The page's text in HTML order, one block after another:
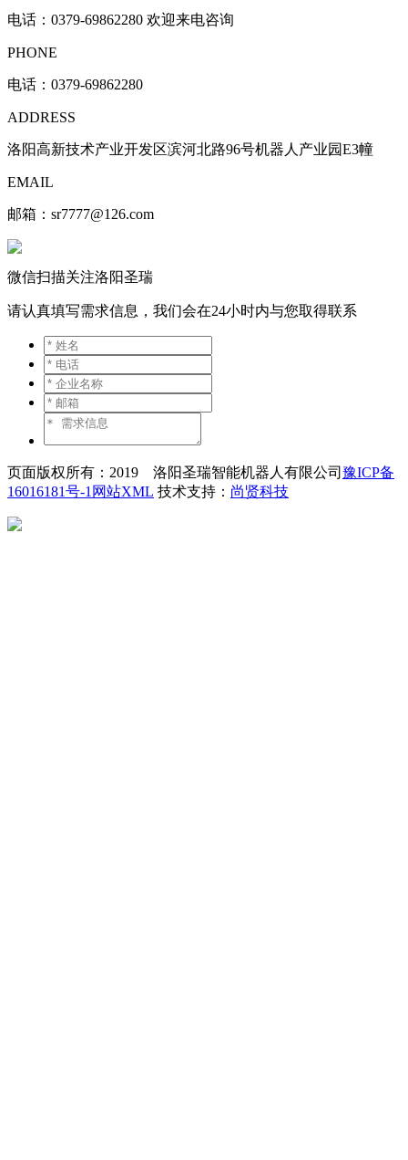
电话： 0379-69862280 欢迎来电咨询
PHONE
电话：0379-69862280
ADDRESS
洛阳高新技术产业开发区滨河北路96号机器人产业园E3幢
EMAIL
邮箱：sr7777@126.com
微信扫描关注洛阳圣瑞
请认真填写需求信息，我们会在24小时内与您取得联系
页面版权所有：2019 洛阳圣瑞智能机器人有限公司 豫ICP备
16016181号-1 网站XML 技术支持： 尚贤科技